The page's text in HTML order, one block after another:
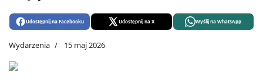
Udostępnij na Facebooku Udostępnij na X Wyślij na WhatsApp
Wydarzenia 15 maj 2026